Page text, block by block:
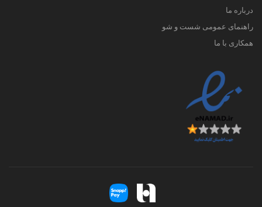
درباره ما
راهنمای عمومی شست و شو
همکاری با ما